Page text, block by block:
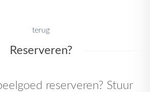
terug
Reserveren?
reserveren? Stuur